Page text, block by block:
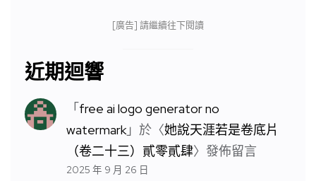
[廣告] 請繼續往下閱讀
近期迴響
「free ai logo generator no
watermark」於〈她說天涯若是卷底片
（卷二十三）貳零貳肆〉發佈留言
2025 年 9 月 26 日